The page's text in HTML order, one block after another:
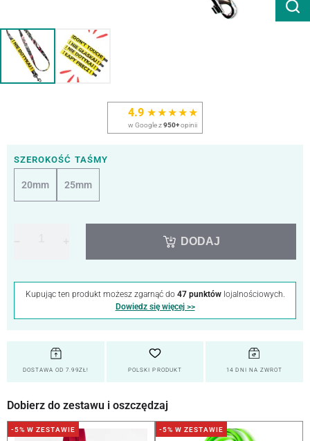
4.9 ★★★★★
w Google z950+opinii
SZEROKOŚĆ TAŚMY
20mm 25mm
DODAJ
Kupując ten produkt możesz zgarnąć do 47 punktówlojalnościowych.
Dowiedz się więcej >>
DOSTAWA OD 7.99ZŁ! POLSKI PRODUKT 14 DNI NA ZWROT
Dobierz do zestawu i oszczędzaj
-5% W ZESTAWIE -5% W ZESTAWIE